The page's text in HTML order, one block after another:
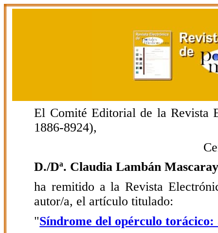
El Comité Editorial de la Revista
1886-8924),
D./Dª. Claudia Lambán
ha remitido a la Revista
autor/a, el artículo titulado:
"Síndrome del opérculo torácico: